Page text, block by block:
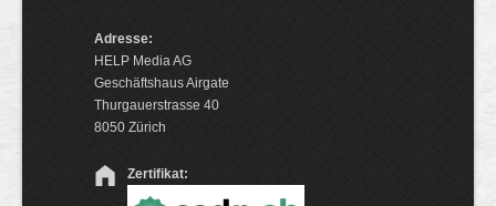
Adresse:
HELP Media AG
Geschäftshaus Airgate
Thurgauerstrasse 40
8050 Zürich
Zertifikat: